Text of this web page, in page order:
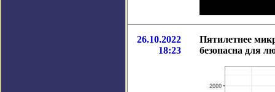
26.10.2022
18:23
Пятилетнее
безопасна для